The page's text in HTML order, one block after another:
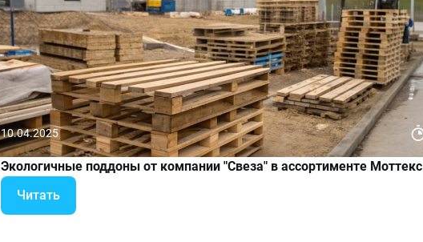
10.04.2025
Экологичные поддоны от компании "Свеза" в ассортименте Моттекс
Читать